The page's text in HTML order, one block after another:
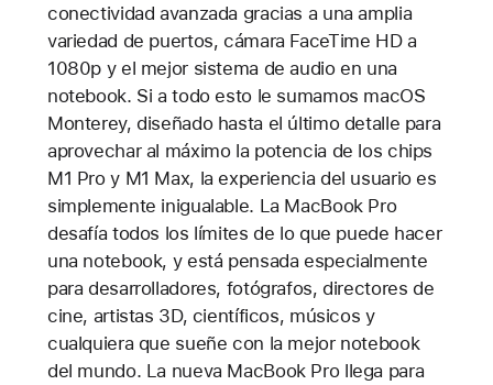
conectividad avanzada gracias a una amplia
variedad de puertos, cámara FaceTime HD a
1080p y el mejor sistema de audio en una
notebook. Si a todo esto le sumamos macOS
Monterey, diseñado hasta el último detalle para
aprovechar al máximo la potencia de los chips
M1 Pro y M1 Max, la experiencia del usuario es
simplemente inigualable. La MacBook Pro
desafía todos los límites de lo que puede hacer
una notebook, y está pensada especialmente
para desarrolladores, fotógrafos, directores de
cine, artistas 3D, científicos, músicos y
cualquiera que sueñe con la mejor notebook
del mundo. La nueva MacBook Pro llega para